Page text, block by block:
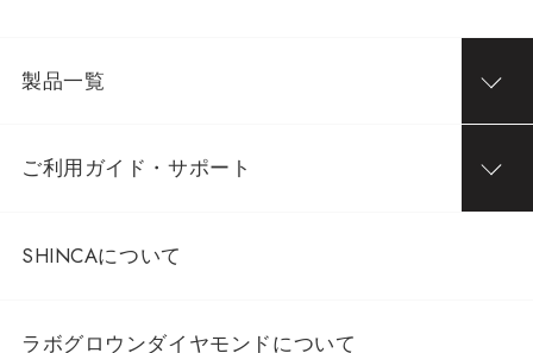
製品一覧
ご利用ガイド・サポート
SHINCAについて
ラボグロウンダイヤモンドについて